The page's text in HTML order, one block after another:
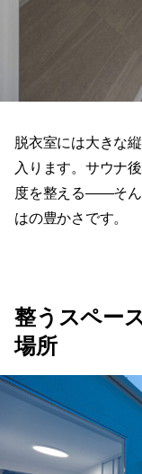
脱衣室には大きな
入ります。サウナ
度を整える——そん
はの豊かさです。
整うスペー
場所